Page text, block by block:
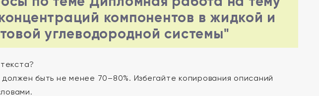
компонентов в жидкой и
углеводородной системы"
быть не менее 70–80%. Избегайте копирования описаний